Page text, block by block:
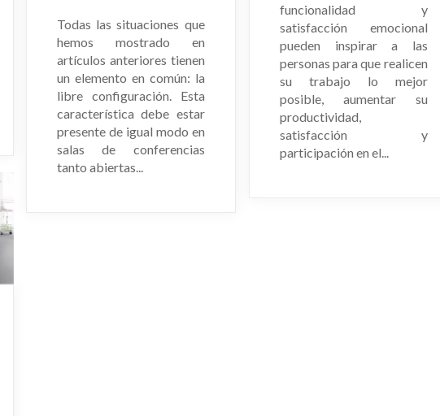
funcionalidad y
satisfacción emocional
pueden inspirar a las
personas para que realicen
su trabajo lo mejor
posible, aumentar su
productividad,
satisfacción y
participación en el...
Todas las situaciones que
hemos mostrado en
artículos anteriores tienen
un elemento en común: la
libre configuración. Esta
característica debe estar
presente de igual modo en
salas de conferencias
tanto abiertas...